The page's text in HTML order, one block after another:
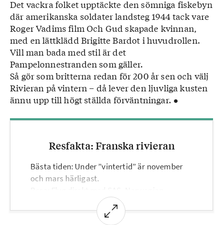
Det vackra folket upptäckte den sömniga fiskebyn
där amerikanska soldater landsteg 1944 tack vare
Roger Vadims film Och Gud skapade kvinnan,
med en lättklädd Brigitte Bardot i huvudrollen.
Vill man bada med stil är det
Pampelonnestranden som gäller.
Så gör som britterna redan för 200 år sen och välj
Rivieran på vintern – då lever den ljuvliga kusten
ännu upp till högt ställda förväntningar. ●
Resfakta: Franska rivieran
Bästa tiden: Under ”vintertid” är november
och mars härligast.
Resa: Flyg direkt med SAS, Norwegian,
Eurowings eller Easyjet från Stockholm,
Köpenhamn och Göteborg. Från Stockholm